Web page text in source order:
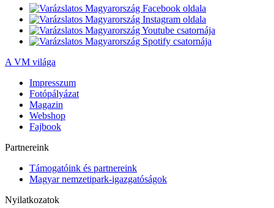
A VM világa
Impresszum
Fotópályázat
Magazin
Webshop
Fajbook
Partnereink
Támogatóink és partnereink
Magyar nemzetipark-igazgatóságok
Nyilatkozatok